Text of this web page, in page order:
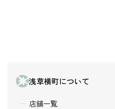
浅草横町について
店舗一覧